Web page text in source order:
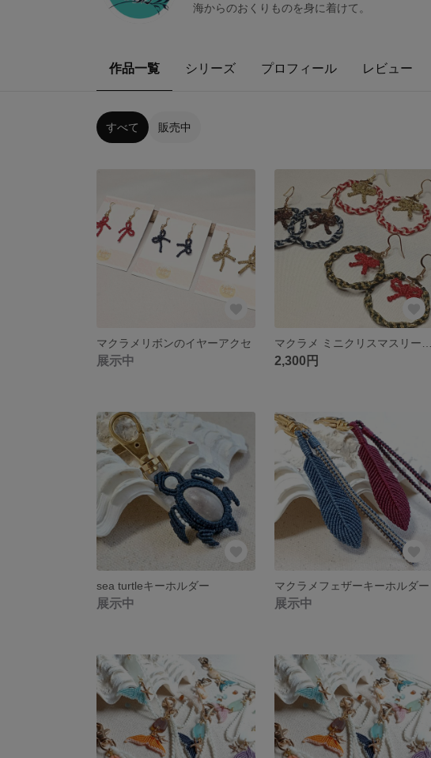
海からのおくりものを身に着けて。
作品一覧 シリーズ プロフィール レビュー
すべて 販売中
マクラメリボンのイヤーアクセ
展示中 2,300円
sea turtleキーホルダー
展示中
マクラメフェザーキーホルダー
展示中